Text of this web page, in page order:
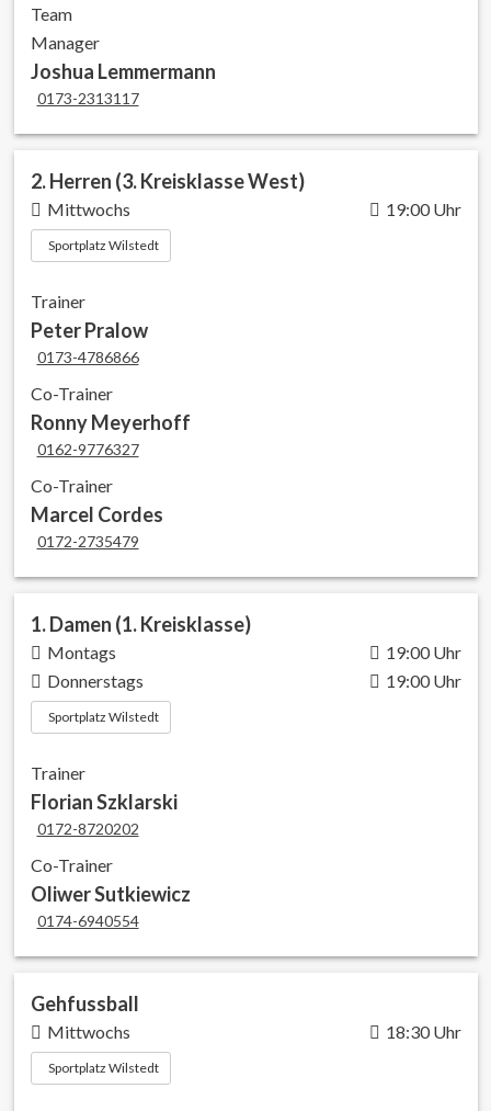
Team
Manager
Joshua Lemmermann
0173-2313117
2. Herren (3. Kreisklasse West)
Mittwochs 19:00 Uhr
Sportplatz Wilstedt
Trainer
Peter Pralow
0173-4786866
Co-Trainer
Ronny Meyerhoff
0162-9776327
Co-Trainer
Marcel Cordes
0172-2735479
1. Damen (1. Kreisklasse)
Montags
19:00 Uhr
Donnerstags
19:00 Uhr
Sportplatz Wilstedt
Trainer
Florian Szklarski
0172-8720202
Co-Trainer
Oliwer Sutkiewicz
0174-6940554
Gehfussball
Mittwochs 18:30 Uhr
Sportplatz Wilstedt